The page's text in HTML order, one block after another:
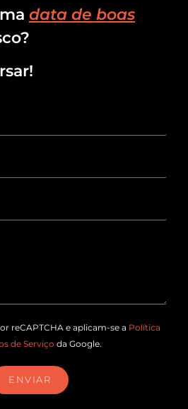
data de boas
reCAPTCHA e aplicam-se a Política
de Serviço da Google.
ENVIAR